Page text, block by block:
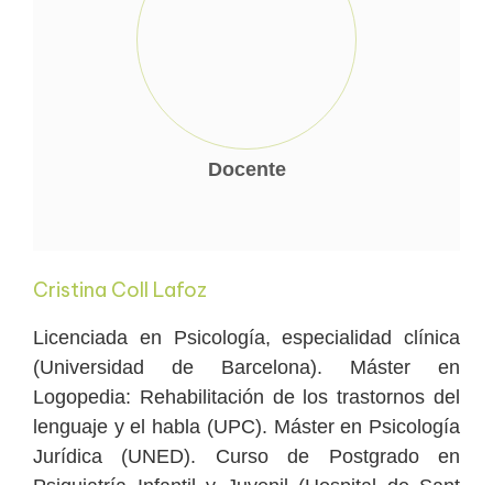
Docente
Cristina Coll Lafoz
Licenciada en Psicología, especialidad clínica
(Universidad de Barcelona). Máster en
Logopedia: Rehabilitación de los trastornos del
lenguaje y el habla (UPC). Máster en Psicología
Jurídica (UNED). Curso de Postgrado en